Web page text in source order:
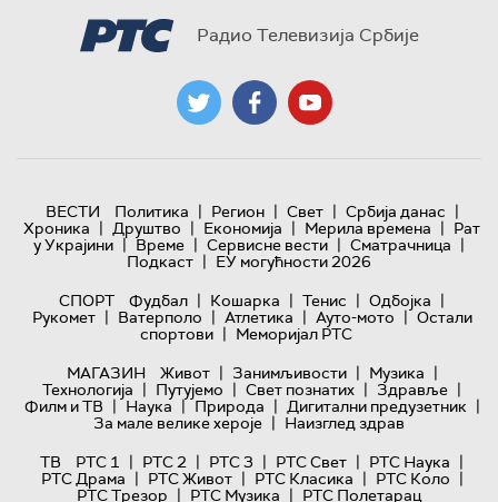
Радио Телевизија Србије
ВЕСТИ Политика | Регион | Свет | Србија данас |
Хроника | Друштво | Економија | Мерила времена | Рат
у Украјини | Време | Сервисне вести | Сматрачница |
Подкаст | ЕУ могућности 2026
СПОРТ
Фудбал | Кошарка | Тенис | Одбојка |
Рукомет | Ватерполо | Атлетика | Ауто-мото | Остали
спортови | Меморијал РТС
МАГАЗИН
Живот | Занимљивости | Музика |
Технологијa | Путујемо | Свет познатих | Здравље |
Филм и ТВ | Наука | Природа | Дигитални предузетник |
За мале велике хероје | Наизглед здрав
ТВ
РТС 1 | РТС 2 | РТС 3 | РТС Свет | РТС Наука |
РТС Драма | РТС Живот | РТС Класика | РТС Коло |
РТС Трезор | РТС Музика | РТС Полетарац